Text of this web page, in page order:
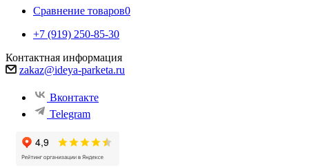
Сравнение товаров0
+7 (919) 250-85-30
Контактная информация
zakaz@ideya-parketa.ru
Вконтакте
Telegram